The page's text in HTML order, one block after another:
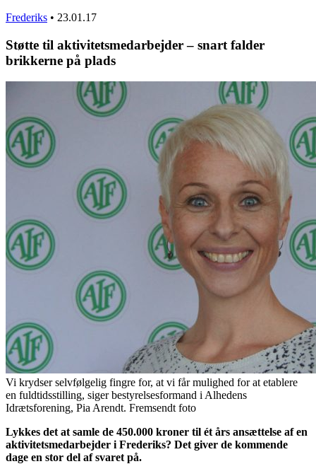
Frederiks • 23.01.17
Støtte til aktivitetsmedarbejder – snart falder
brikkerne på plads
Vi krydser selvfølgelig fingre for, at vi får mulighed for at etablere
en fuldtidsstilling, siger bestyrelsesformand i Alhedens
Idrætsforening, Pia Arendt. Fremsendt foto
Lykkes det at samle de 450.000 kroner til ét års ansættelse af en
aktivitetsmedarbejder i Frederiks? Det giver de kommende
dage en stor del af svaret på.